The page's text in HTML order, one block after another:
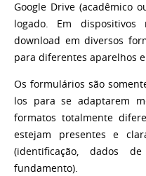
Google Drive (acadêmico
logado. Em
download em diversos
para diferentes aparelhos
Os formulários são
los para se adaptarem
formatos totalmente
estejam presentes e
(identificação, dados
fundamento).